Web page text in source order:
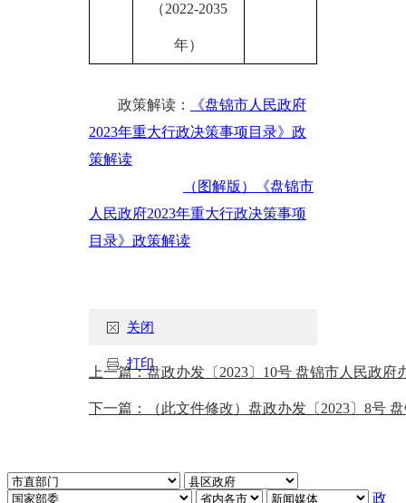
（2022-2035
年）
政策解读：
《盘锦市人民政府
2023年重大行政决策事项目录》政
策解读
（图解版）《盘锦市
人民政府2023年重大行政决策事项
目录》政策解读
关闭
打印
上一篇：盘政办发〔2023〕10号 盘锦市人民政
下一篇：（此文件修改）盘政办发〔2023〕8号
政